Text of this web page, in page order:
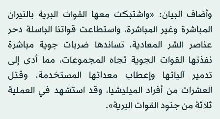
وأضاف البيان: «واشتبكت معها القوات البرية بالنيران
المباشرة وغير المباشرة، واستطاعت قواتنا الباسلة دحر
عناصر الشر المعادية، تساندها ضربات جوية مباشرة
نفذتها القوات الجوية تجاه المجموعات، مما أدى إلى
تدمير آلياتها وإعطاب معداتها المستخدمة، وقتل
العشرات من أفراد الميليشيا، وقد استشهد في العملية
ثلاثة من جنود القوات البرية».